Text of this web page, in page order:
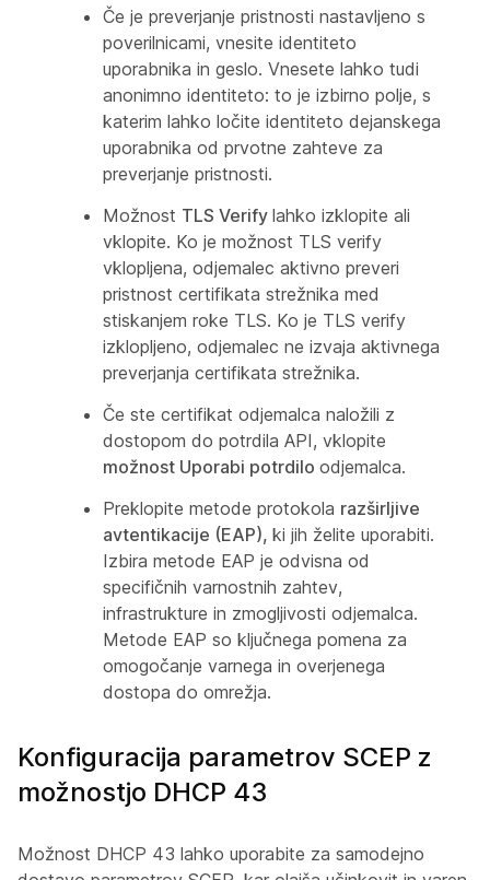
Če je preverjanje pristnosti nastavljeno s
poverilnicami, vnesite identiteto
uporabnika in geslo. Vnesete lahko tudi
anonimno identiteto: to je izbirno polje, s
katerim lahko ločite identiteto dejanskega
uporabnika od prvotne zahteve za
preverjanje pristnosti.
Možnost TLS Verify lahko izklopite ali
vklopite. Ko je možnost TLS verify
vklopljena, odjemalec aktivno preveri
pristnost certifikata strežnika med
stiskanjem roke TLS. Ko je TLS verify
izklopljeno, odjemalec ne izvaja aktivnega
preverjanja certifikata strežnika.
Če ste certifikat odjemalca naložili z
dostopom do potrdila API, vklopite
možnost Uporabi potrdilo odjemalca.
Preklopite metode protokola razširljive
avtentikacije (EAP), ki jih želite uporabiti.
Izbira metode EAP je odvisna od
specifičnih varnostnih zahtev,
infrastrukture in zmogljivosti odjemalca.
Metode EAP so ključnega pomena za
omogočanje varnega in overjenega
dostopa do omrežja.
Konfiguracija parametrov SCEP z
možnostjo DHCP 43
Možnost DHCP 43 lahko uporabite za samodejno